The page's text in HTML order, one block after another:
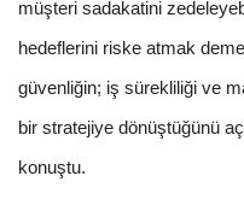
müşteri sadakatini
hedeflerini riske atmak
güvenliğin; iş sürekliliği ve
bir stratejiye dönüştüğünü
konuştu.